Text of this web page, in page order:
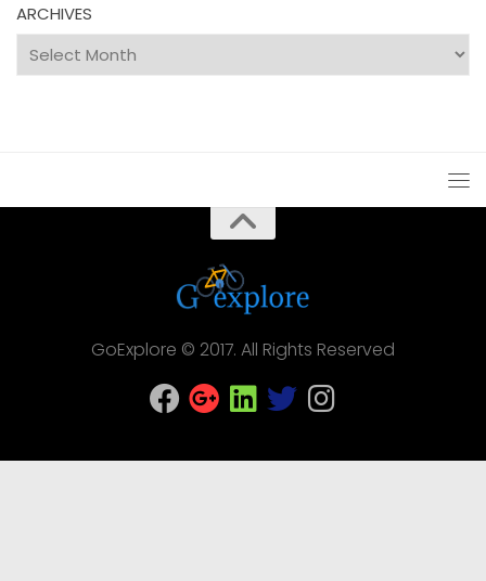
ARCHIVES
Archives
GoExplore © 2017. All Rights Reserved